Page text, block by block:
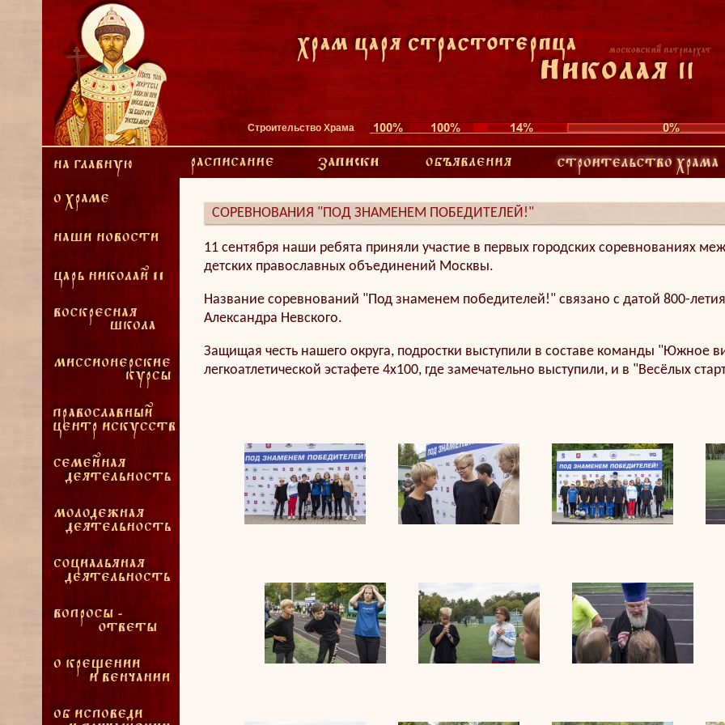
Строительство Храма
СОРЕВНОВАНИЯ "ПОД ЗНАМЕНЕМ ПОБЕДИТЕЛЕЙ!"
11 сентября наши ребята приняли участие в первых городских соревнованиях
детских православных объединений Москвы.
Название соревнований "Под знаменем победителей!" связано с датой 800-
Александра Невского.
Защищая честь нашего округа, подростки выступили в составе команды "Южное
легкоатлетической эстафете 4х100, где замечательно выступили, и в "Весёлых